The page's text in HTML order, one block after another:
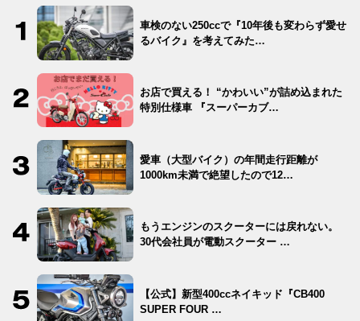
車検のない250ccで『10年後も変わらず愛せ
るバイク』を考えてみた…
お店で買える！ “かわいい”が詰め込まれた
特別仕様車 『スーパーカブ…
愛車（大型バイク）の年間走行距離が
1000km未満で絶望したので12…
もうエンジンのスクーターには戻れない。
30代会社員が電動スクーター …
【公式】新型400ccネイキッド『CB400
SUPER FOUR …